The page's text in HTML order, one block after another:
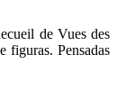
de Vues des
figuras. Pensadas